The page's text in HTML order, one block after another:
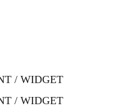
/ WIDGET
/ WIDGET